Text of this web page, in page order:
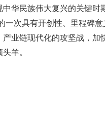
华民族伟大复兴的关键时
一次具有开创性、里程碑
业链现代化的攻坚战，加
羊。